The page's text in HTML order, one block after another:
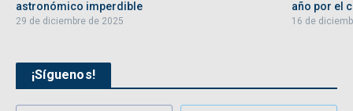
astronómico imperdible
29 de diciembre de 2025
año por el
16 de
¡Síguenos!